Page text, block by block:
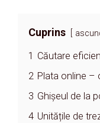
Cuprins
1 Căutare
2 Plata online –
3 Ghișeul de la
4 Unitățile de